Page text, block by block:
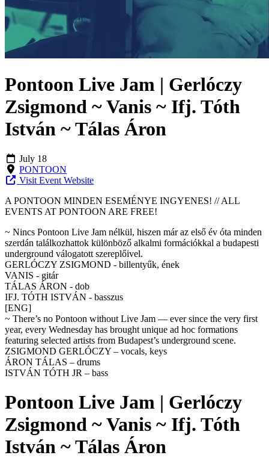
Pontoon Live Jam | Gerlóczy
Zsigmond ~ Vanis ~ Ifj. Tóth
István ~ Tálas Áron
July 18
PONTOON
Visit Event Website
A PONTOON MINDEN ESEMÉNYE INGYENES! // ALL
EVENTS AT PONTOON ARE FREE!
~ Nincs Pontoon Live Jam nélkül, hiszen már az első év óta minden
szerdán találkozhattok különböző alkalmi formációkkal a budapesti
underground válogatott szereplőivel.
GERLÓCZY ZSIGMOND - billentyűk, ének
VANIS - gitár
TÁLAS ÁRON - dob
IFJ. TÓTH ISTVÁN - basszus
[ENG]
~ There’s no Pontoon without Live Jam — ever since the very first
year, every Wednesday has brought unique ad hoc formations
featuring selected artists from Budapest’s underground scene.
ZSIGMOND GERLÓCZY – vocals, keys
ÁRON TÁLAS – drums
ISTVÁN TÓTH JR – bass
Pontoon Live Jam | Gerlóczy
Zsigmond ~ Vanis ~ Ifj. Tóth
István ~ Tálas Áron